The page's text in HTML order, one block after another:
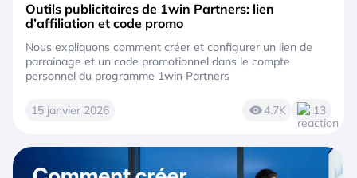
Outils publicitaires de 1win Partners: lien
d’affiliation et code promo
Nous expliquons comment créer et configurer un lien de
parrainage et un code promotionnel dans le compte
personnel du programme 1win Partners
15 janvier 2026 4.7K 13